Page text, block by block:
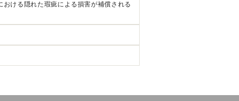
ける隠れた瑕疵による損害が補償される